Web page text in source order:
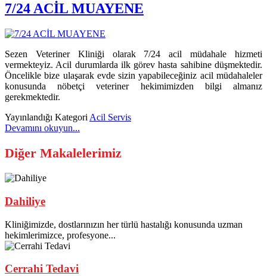
7/24 ACİL MUAYENE
Sezen Veteriner Kliniği olarak 7/24 acil müdahale hizmeti
vermekteyiz. Acil durumlarda ilk görev hasta sahibine düşmektedir.
Öncelikle bize ulaşarak evde sizin yapabileceğiniz acil müdahaleler
konusunda nöbetçi veteriner hekimimizden bilgi almanız
gerekmektedir.
Yayınlandığı Kategori Acil Servis
Devamını okuyun...
Diğer Makalelerimiz
Dahiliye
Kliniğimizde, dostlarınızın her türlü hastalığı konusunda uzman
hekimlerimizce, profesyone...
Cerrahi Tedavi